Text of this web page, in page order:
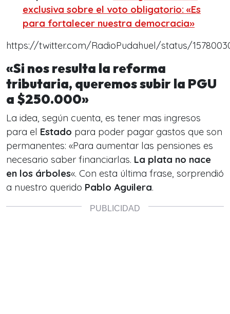
exclusiva sobre el voto obligatorio: «Es
para fortalecer nuestra democracia»
https://twitter.com/RadioPudahuel/status/
«Si nos resulta la reforma
tributaria, queremos subir la PGU
a $250.000»
La idea, según cuenta, es tener mas ingresos
para el Estado para poder pagar gastos que son
permanentes: «Para aumentar las pensiones es
necesario saber financiarlas. La plata no nace
en los árboles«. Con esta última frase, sorprendió
a nuestro querido Pablo Aguilera.